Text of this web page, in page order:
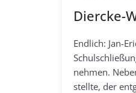
Diercke-
Endlich: Jan-
nehmen.
stellte, der